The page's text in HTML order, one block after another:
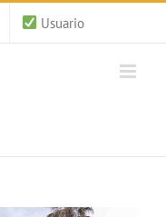
Usuario